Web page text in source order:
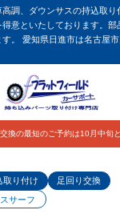
調、ダウンサスの持込取り
意といたしております。
。 愛知県日進市は名古屋
換の最短のご予約は10月中旬
取り付け
足回り交換
サーフ